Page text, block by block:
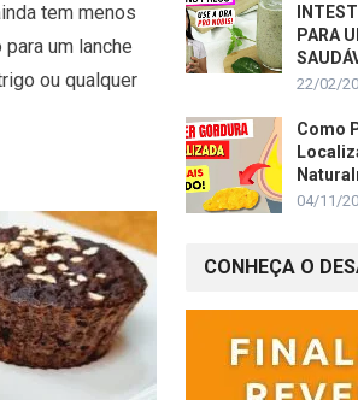
tem menos
um lanche
ou qualquer
PARA
22/02/
Como
04/11/
CONHEÇA O